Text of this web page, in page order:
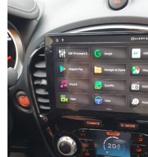
Rame adaptoare Hyundai
Rame adaptoare Chevrolet
Rame adaptoare Mitsubishi
Rame adaptoare Jeep
Rame adaptoare Dodge
Rame adaptoare Chrysler
Rame adaptoare Isuzu